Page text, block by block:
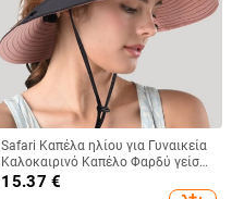
Safari Καπέλα ηλίου για Γυναικεία
Καλοκαιρινό Καπέλο Φαρδύ γείσο
προστασίας από υπεριώδη
15.37 €